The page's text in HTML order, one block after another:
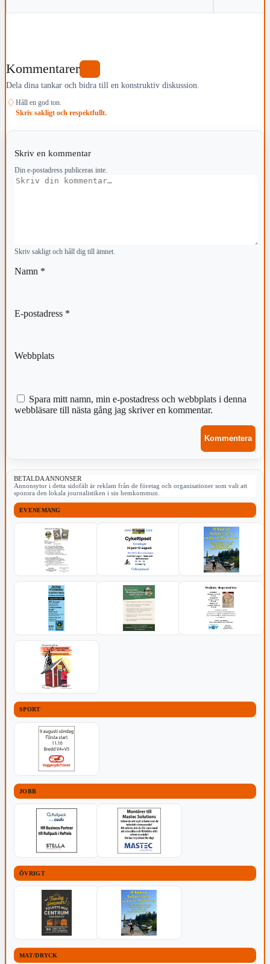
Kommentarer
Dela dina tankar och bidra till en konstruktiv diskussion.
♢ Håll en god ton.
Skriv sakligt och respektfullt.
Skriv en kommentar
Din e-postadress publiceras inte.
Kommentar
Skriv sakligt och håll dig till ämnet.
Namn *
E-postadress *
Webbplats
Spara mitt namn, min e-postadress och webbplats i denna
webbläsare till nästa gång jag skriver en kommentar.
BETALDA ANNONSER
Annonsytor i detta sidofält är reklam från de företag och organisationer som valt att
sponsra den lokala journalistiken i sin hemkommun.
EVENEMANG
SPORT
JOBB
ÖVRIGT
MAT/DRYCK